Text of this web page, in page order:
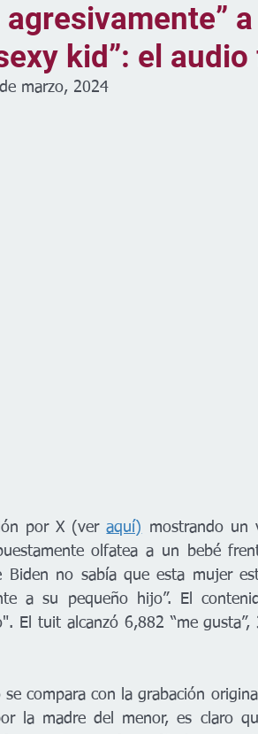
Escuelas Calles Desamparados
kid”: el
marzo, 2024
por X (ver aquí) mostrando un
olfatea a un bebé
Biden no sabía que esta mujer
a su pequeño hijo”. El
El tuit alcanzó 6,882 “me
se compara con la grabación
la madre del menor, es claro